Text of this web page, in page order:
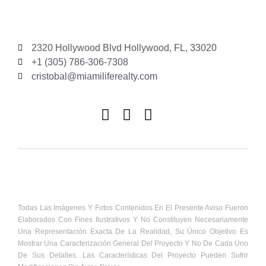
2320 Hollywood Blvd Hollywood, FL, 33020
+1 (305) 786-306-7308
cristobal@miamiliferealty.com
Todas Las Imágenes Y Fotos Contenidos En El Presente Aviso Fueron
Elaborados Con Fines Ilustrativos Y No Constituyen Necesariamente
Una Representación Exacta De La Realidad, Su Único Objetivo Es
Mostrar Una Caracterización General Del Proyecto Y No De Cada Uno
De Sus Detalles. Las Características Del Proyecto Pueden Sufrir